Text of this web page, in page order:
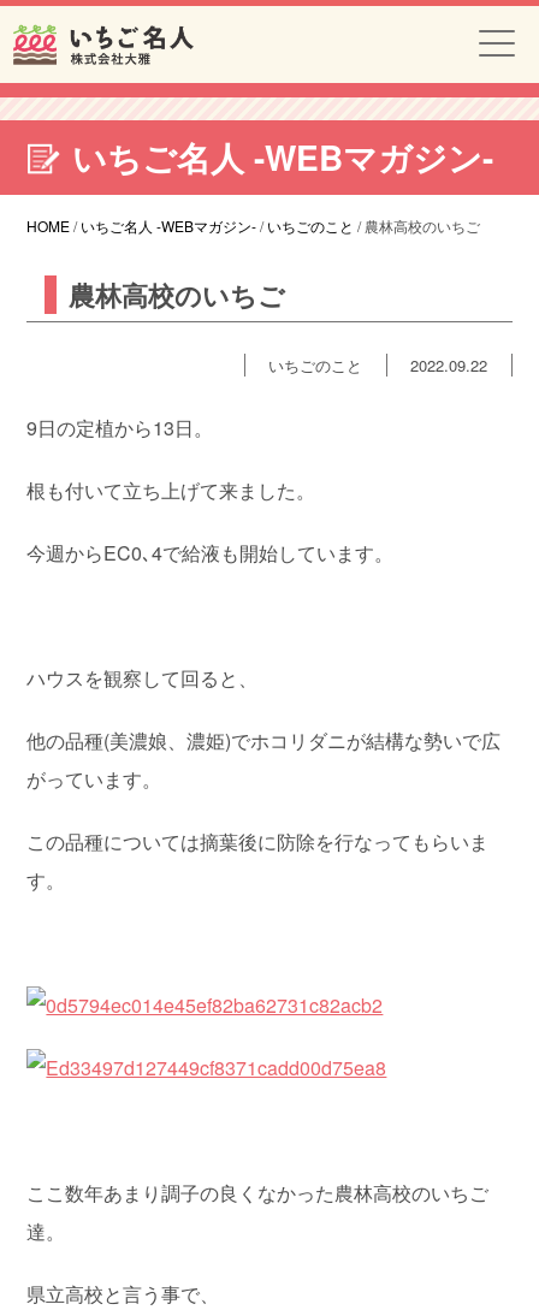
いちご名人 -WEBマガジン-
HOME/いちご名人 -WEBマガジン-/いちごのこと /農林高校のいちご
農林高校のいちご
いちごのこと 2022.09.22
9日の定植から13日。
根も付いて立ち上げて来ました。
今週からEC0､4で給液も開始しています。
ハウスを観察して回ると、
他の品種(美濃娘、濃姫)でホコリダニが結構な勢いで広
がっています。
この品種については摘葉後に防除を行なってもらいま
す。
ここ数年あまり調子の良くなかった農林高校のいちご
達。
県立高校と言う事で、